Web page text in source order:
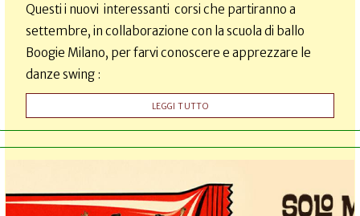
Questi i nuovi interessanti corsi che partiranno a
settembre, in collaborazione con la scuola di ballo
Boogie Milano, per farvi conoscere e apprezzare le
danze swing :
LEGGI TUTTO